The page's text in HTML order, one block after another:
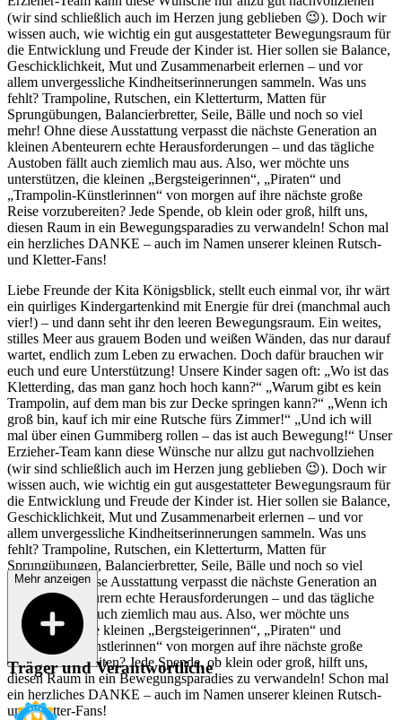
(wir sind schließlich auch im Herzen jung geblieben 😉). Doch wir
wissen auch, wie wichtig ein gut ausgestatteter Bewegungsraum für
die Entwicklung und Freude der Kinder ist. Hier sollen sie Balance,
Geschicklichkeit, Mut und Zusammenarbeit erlernen – und vor
allem unvergessliche Kindheitserinnerungen sammeln. Was uns
fehlt? Trampoline, Rutschen, ein Kletterturm, Matten für
Sprungübungen, Balancierbretter, Seile, Bälle und noch so viel
mehr! Ohne diese Ausstattung verpasst die nächste Generation an
kleinen Abenteurern echte Herausforderungen – und das tägliche
Austoben fällt auch ziemlich mau aus. Also, wer möchte uns
unterstützen, die kleinen „Bergsteigerinnen“, „Piraten“ und
„Trampolin-Künstlerinnen“ von morgen auf ihre nächste große
Reise vorzubereiten? Jede Spende, ob klein oder groß, hilft uns,
diesen Raum in ein Bewegungsparadies zu verwandeln! Schon mal
ein herzliches DANKE – auch im Namen unserer kleinen Rutsch-
und Kletter-Fans!
Liebe Freunde der Kita Königsblick, stellt euch einmal vor, ihr wärt
ein quirliges Kindergartenkind mit Energie für drei (manchmal auch
vier!) – und dann seht ihr den leeren Bewegungsraum. Ein weites,
stilles Meer aus grauem Boden und weißen Wänden, das nur darauf
wartet, endlich zum Leben zu erwachen. Doch dafür brauchen wir
euch und eure Unterstützung! Unsere Kinder sagen oft: „Wo ist das
Kletterding, das man ganz hoch hoch kann?“ „Warum gibt es kein
Trampolin, auf dem man bis zur Decke springen kann?“ „Wenn ich
groß bin, kauf ich mir eine Rutsche fürs Zimmer!“ „Und ich will
mal über einen Gummiberg rollen – das ist auch Bewegung!“ Unser
Erzieher-Team kann diese Wünsche nur allzu gut nachvollziehen
(wir sind schließlich auch im Herzen jung geblieben 😉). Doch wir
wissen auch, wie wichtig ein gut ausgestatteter Bewegungsraum für
die Entwicklung und Freude der Kinder ist. Hier sollen sie Balance,
Geschicklichkeit, Mut und Zusammenarbeit erlernen – und vor
allem unvergessliche Kindheitserinnerungen sammeln. Was uns
fehlt? Trampoline, Rutschen, ein Kletterturm, Matten für
Sprungübungen, Balancierbretter, Seile, Bälle und noch so viel
mehr! Ohne diese Ausstattung verpasst die nächste Generation an
kleinen Abenteurern echte Herausforderungen – und das tägliche
Austoben fällt auch ziemlich mau aus. Also, wer möchte uns
unterstützen, die kleinen „Bergsteigerinnen“, „Piraten“ und
„Trampolin-Künstlerinnen“ von morgen auf ihre nächste große
Reise vorzubereiten? Jede Spende, ob klein oder groß, hilft uns,
diesen Raum in ein Bewegungsparadies zu verwandeln! Schon mal
ein herzliches DANKE – auch im Namen unserer kleinen Rutsch-
und Kletter-Fans!
Mehr anzeigen
Träger und Verantwortliche